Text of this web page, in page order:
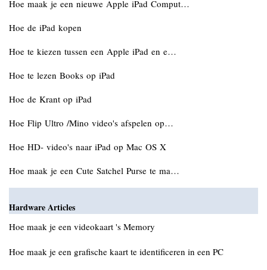
Hoe maak je een nieuwe Apple iPad Comput…
Hoe de iPad kopen
Hoe te kiezen tussen een Apple iPad en e…
Hoe te lezen Books op iPad
Hoe de Krant op iPad
Hoe Flip Ultro /Mino video's afspelen op…
Hoe HD- video's naar iPad op Mac OS X
Hoe maak je een Cute Satchel Purse te ma…
Hardware Articles
Hoe maak je een videokaart 's Memory
Hoe maak je een grafische kaart te identificeren in een PC